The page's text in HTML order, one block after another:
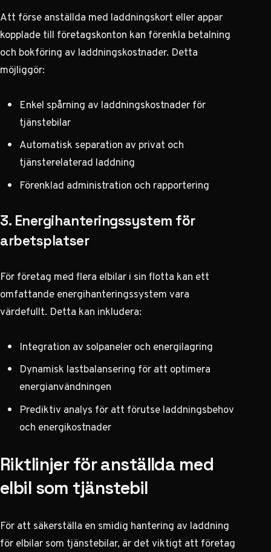
Att förse anställda med laddningskort eller appar
kopplade till företagskonton kan förenkla betalning
och bokföring av laddningskostnader. Detta
möjliggör:
Enkel spårning av laddningskostnader för
tjänstebilar
Automatisk separation av privat och
tjänsterelaterad laddning
Förenklad administration och rapportering
3. Energihanteringssystem för
arbetsplatser
För företag med flera elbilar i sin flotta kan ett
omfattande energihanteringssystem vara
värdefullt. Detta kan inkludera:
Integration av solpaneler och energilagring
Dynamisk lastbalansering för att optimera
energianvändningen
Prediktiv analys för att förutse laddningsbehov
och energikostnader
Riktlinjer för anställda med
elbil som tjänstebil
För att säkerställa en smidig hantering av laddning
för elbilar som tjänstebilar, är det viktigt att företag